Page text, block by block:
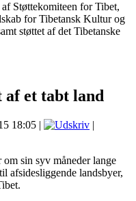
Støttekomiteen for Tibet,
for Tibetansk Kultur og
støttet af det Tibetanske
af et tabt land
18:05 |
|
sin syv måneder lange
afsidesliggende landsbyer,